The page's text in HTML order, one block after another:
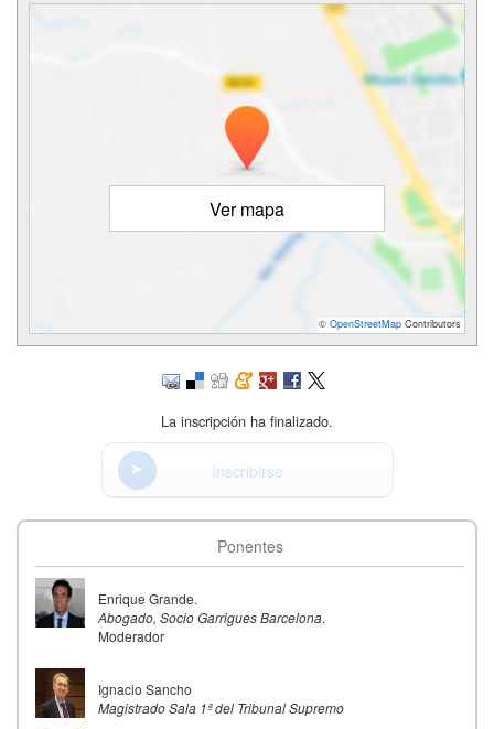
Ver mapa
© OpenStreetMap Contributors
La inscripción ha finalizado.
Inscribirse
Ponentes
Enrique Grande.
Abogado, Socio Garrigues Barcelona.
Moderador
Ignacio Sancho
Magistrado Sala 1ª del Tribunal Supremo